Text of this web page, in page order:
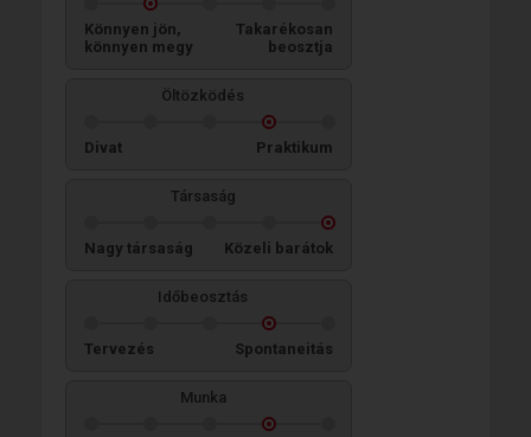
Könnyen jön,
könnyen megy
Takarékosan
beosztja
Öltözködés
Divat Praktikum
Társaság
Nagy társaság Közeli barátok
Időbeosztás
Tervezés Spontaneitás
Munka